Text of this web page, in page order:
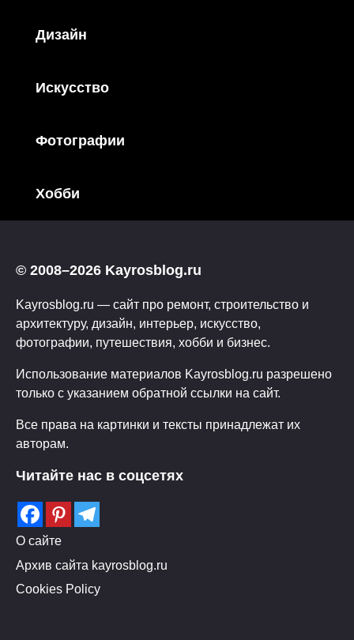
Дизайн
Искусство
Фотографии
Хобби
© 2008–2026 Kayrosblog.ru
Kayrosblog.ru — сайт про ремонт, строительство и
архитектуру, дизайн, интерьер, искусство,
фотографии, путешествия, хобби и бизнес.
Использование материалов Kayrosblog.ru разрешено
только с указанием обратной ссылки на сайт.
Все права на картинки и тексты принадлежат их
авторам.
Читайте нас в соцсетях
О сайте
Архив сайта kayrosblog.ru
Cookies Policy